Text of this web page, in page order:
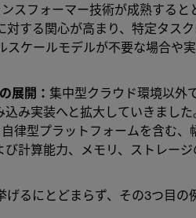
ンスフォーマー技術が成熟する
する関心が高まり、特定タス
ケールモデルが不要な場合や
展開： 集中型クラウド環境以外
み実装へと拡大していきました
律型プラットフォームを含む
計算能力、メモリ、ストレー
るにとどまらず、その3つ目